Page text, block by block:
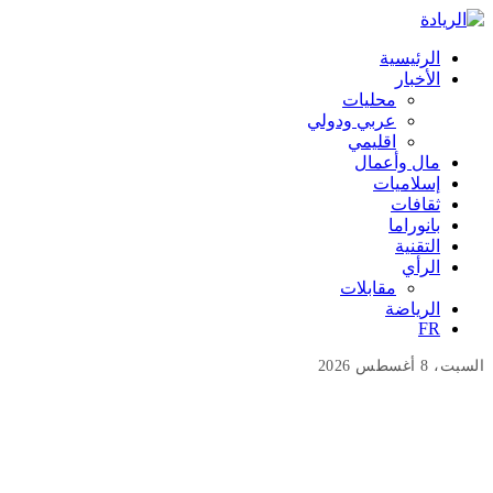
الرئيسية
الأخبار
محليات
عربي ودولي
اقليمي
مال وأعمال
إسلاميات
ثقافات
بانوراما
التقنية
الرأي
مقابلات
الرياضة
FR
السبت، 8 أغسطس 2026